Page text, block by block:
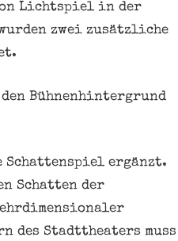
Lichtspiel in der
zwei zusätzliche
Bühnenhintergrund
Schattenspiel ergänzt.
Schatten der
des Stadttheaters muss